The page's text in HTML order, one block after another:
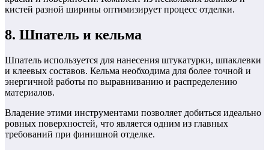
кистей разной ширины оптимизирует процесс отделки.
8. Шпатель и кельма
Шпатель используется для нанесения штукатурки, шпаклевки
и клеевых составов. Кельма необходима для более точной и
энергичной работы по выравниванию и распределению
материалов.
Владение этими инструментами позволяет добиться идеально
ровных поверхностей, что является одним из главных
требований при финишной отделке.